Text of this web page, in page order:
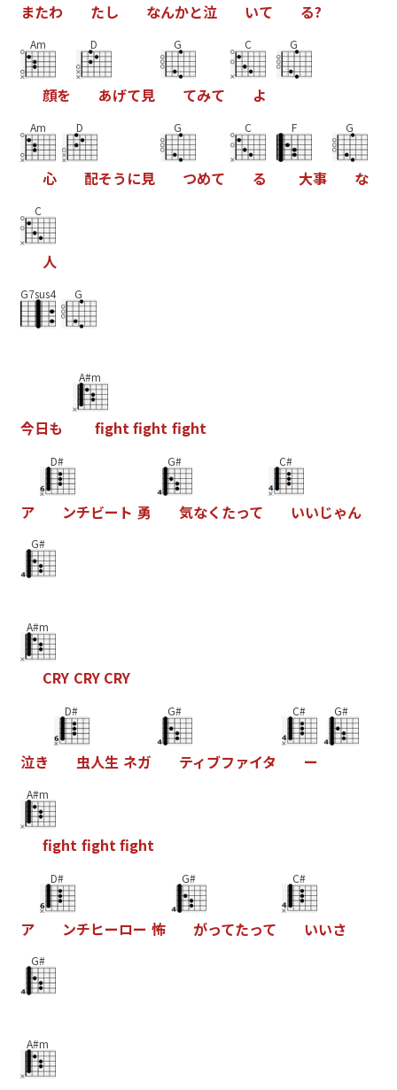
またわ たし なんかと泣 いて る?
Am
顔を
D
あげて見
G
てみて
C
よ
G
Am
心
D
配そう に見
G
つめて
C
る
F
大事
G
な
C
人
G7sus4 G
今日も
A#m
fghtfght fght
ア
D#
ンチビー ト 勇
G#
気なく たって
C#
いいじゃん
G#
A#m
CRY CRY CRY
泣き
D#
虫人生 ネガ
G#
ティブフ ァイタ
C#
ー
G#
A#m
fght fghtfght
ア
D#
ンチヒーロー 怖
G#
がってたって
C#
いいさ
G#
A#m